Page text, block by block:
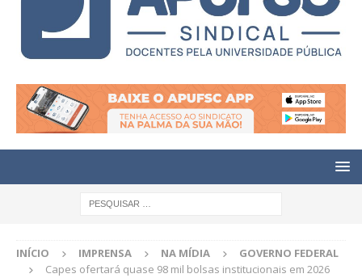
INÍCIO IMPRENSA NA MÍDIA
GOVERNO FEDERAL
Capes ofertará quase 98 mil bolsas institucionais em 2026